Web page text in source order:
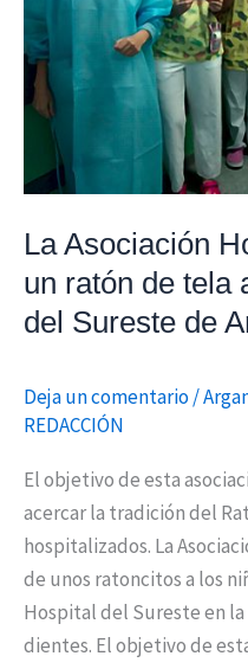
La Asociación
un ratón de tela
del Sureste de
Deja un comentario/
REDACCIÓN
El objetivo de esta
acercar la tradición del
hospitalizados. La
de unos ratoncitos a los
Hospital del Sureste en la
dientes. El objetivo de
un
ratón
de
tela
niños
Hospital
del
Sureste